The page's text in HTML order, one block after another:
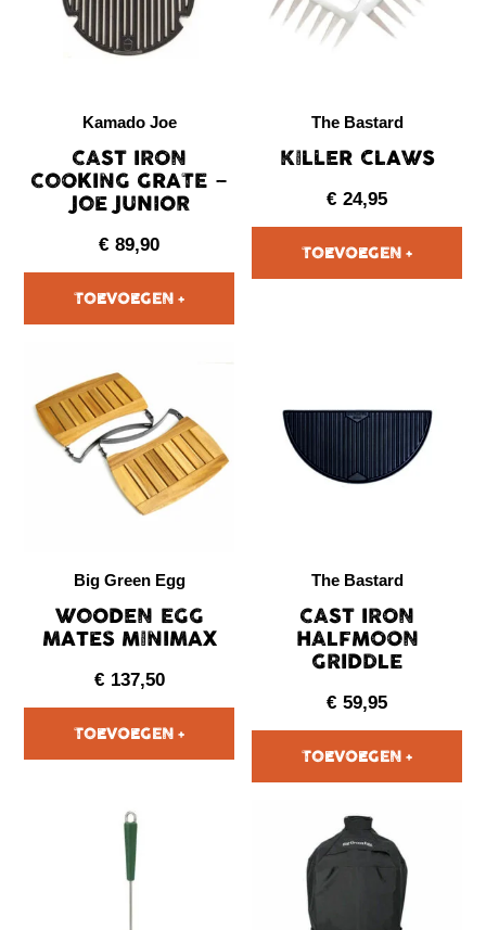
Kamado Joe
CAST IRON
COOKING GRATE –
JOE JUNIOR
€ 89,90
The Bastard
KILLER CLAWS
€ 24,95
Big Green Egg
WOODEN EGG
MATES MINIMAX
€ 137,50
The Bastard
CAST IRON
HALFMOON
GRIDDLE
€ 59,95